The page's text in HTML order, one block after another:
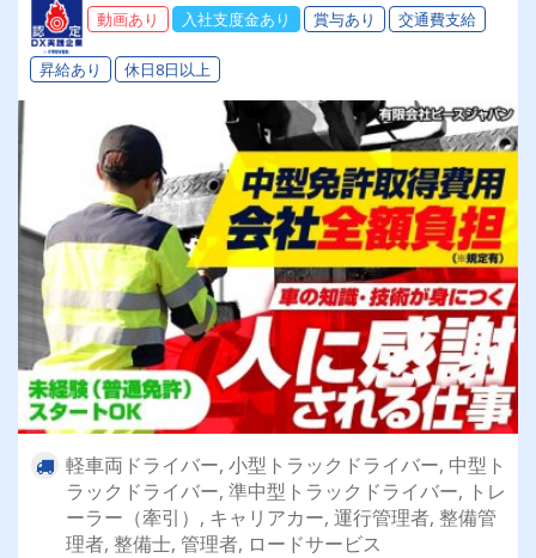
動画あり 入社支度金あり 賞与あり 交通費支給
昇給あり 休日8日以上
軽車両ドライバー, 小型トラックドライバー, 中型ト
ラックドライバー, 準中型トラックドライバー, トレ
ーラー（牽引）, キャリアカー, 運行管理者, 整備管
理者, 整備士, 管理者, ロードサービス